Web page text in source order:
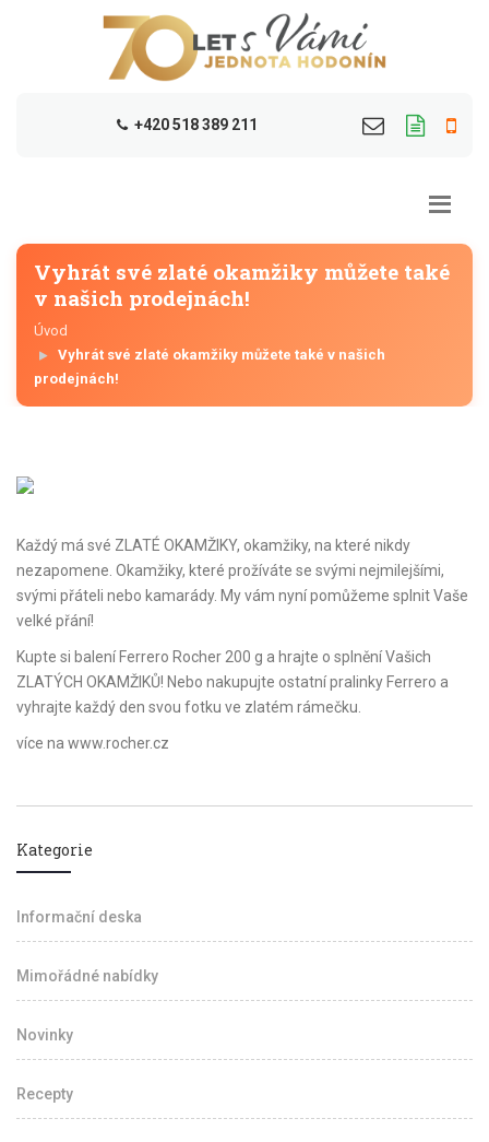
+420 518 389 211
Vyhrát své zlaté okamžiky můžete také
v našich prodejnách!
Úvod
Vyhrát své zlaté okamžiky můžete také v našich
prodejnách!
Každý má své ZLATÉ OKAMŽIKY, okamžiky, na které nikdy
nezapomene. Okamžiky, které prožíváte se svými nejmilejšími,
svými přáteli nebo kamarády. My vám nyní pomůžeme splnit Vaše
velké přání!
Kupte si balení Ferrero Rocher 200 g a hrajte o splnění Vašich
ZLATÝCH OKAMŽIKŮ! Nebo nakupujte ostatní pralinky Ferrero a
vyhrajte každý den svou fotku ve zlatém rámečku.
více na www.rocher.cz
Kategorie
Informační deska
Mimořádné nabídky
Novinky
Recepty